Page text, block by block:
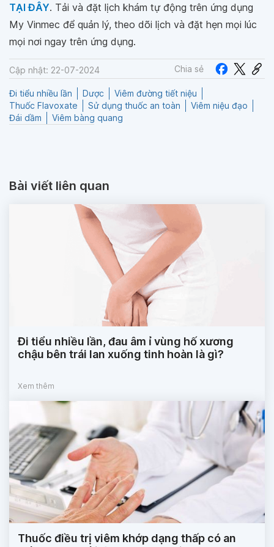
TẠI ĐÂY. Tải và đặt lịch khám tự động trên ứng dụng
My Vinmec để quản lý, theo dõi lịch và đặt hẹn mọi lúc
mọi nơi ngay trên ứng dụng.
Cập nhật: 22-07-2024 Chia sẻ
Đi tiểu nhiều lần Dược
Viêm đường tiết niệu
Thuốc Flavoxate
Sử dụng thuốc an toàn
Viêm niệu đạo
Đái dầm
Viêm bàng quang
Bài viết liên quan
Đi tiểu nhiều lần, đau âm ỉ vùng hố xương
chậu bên trái lan xuống tinh hoàn là gì?
Xem thêm
Thuốc điều trị viêm khớp dạng thấp có an